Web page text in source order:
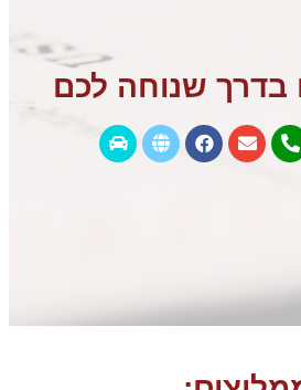
בדרך שנוחה לכם